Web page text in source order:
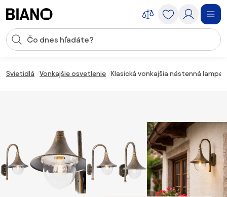
Vstup pre vyhľadávanie
Svietidlá Vonkajšie osvetlenie Klasická vonkajšia nástenná